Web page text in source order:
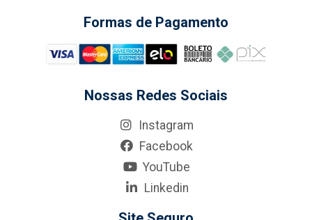
Formas de Pagamento
Nossas Redes Sociais
Instagram
Facebook
YouTube
Linkedin